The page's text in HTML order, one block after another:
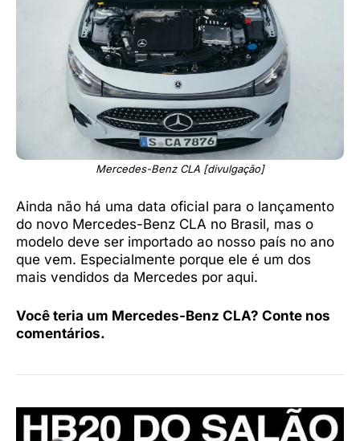
Mercedes-Benz CLA [divulgação]
Ainda não há uma data oficial para o lançamento
do novo Mercedes-Benz CLA no Brasil, mas o
modelo deve ser importado ao nosso país no ano
que vem. Especialmente porque ele é um dos
mais vendidos da Mercedes por aqui.
Você teria um Mercedes-Benz CLA? Conte nos
comentários.